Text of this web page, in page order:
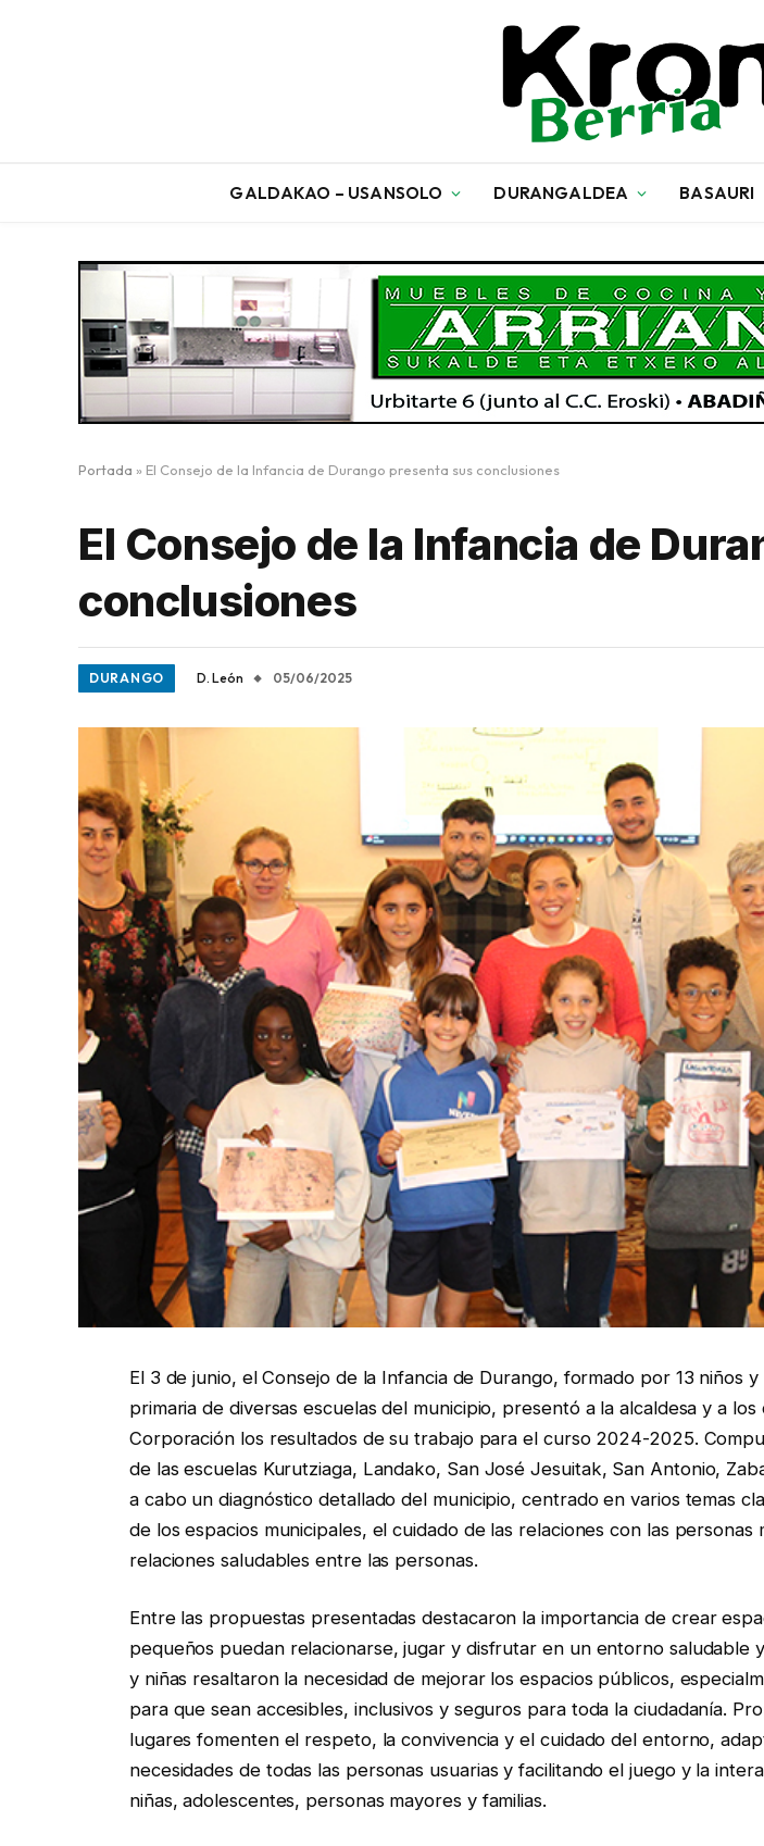
GALDAKAO – USANSOLO DURANGALDEA BASAURI
Portada » El Consejo de la Infancia de Durango presenta sus conclusiones
El Consejo de la Infancia de
conclusiones
DURANGO D. León 05/06/2025
El 3 de junio, el Consejo de la Infancia de Durango, formado por 13 niños
primaria de diversas escuelas del municipio, presentó a la alcaldesa y a los
Corporación los resultados de su trabajo para el curso 2024-2025.
de las escuelas Kurutziaga, Landako, San José Jesuitak, San Antonio,
a cabo un diagnóstico detallado del municipio, centrado en varios temas
de los espacios municipales, el cuidado de las relaciones con las personas
relaciones saludables entre las personas.
Entre las propuestas presentadas destacaron la importancia de crear
pequeños puedan relacionarse, jugar y disfrutar en un entorno saludable
y niñas resaltaron la necesidad de mejorar los espacios públicos,
para que sean accesibles, inclusivos y seguros para toda la ciudadanía.
lugares fomenten el respeto, la convivencia y el cuidado del entorno,
necesidades de todas las personas usuarias y facilitando el juego y la
niñas, adolescentes, personas mayores y familias.